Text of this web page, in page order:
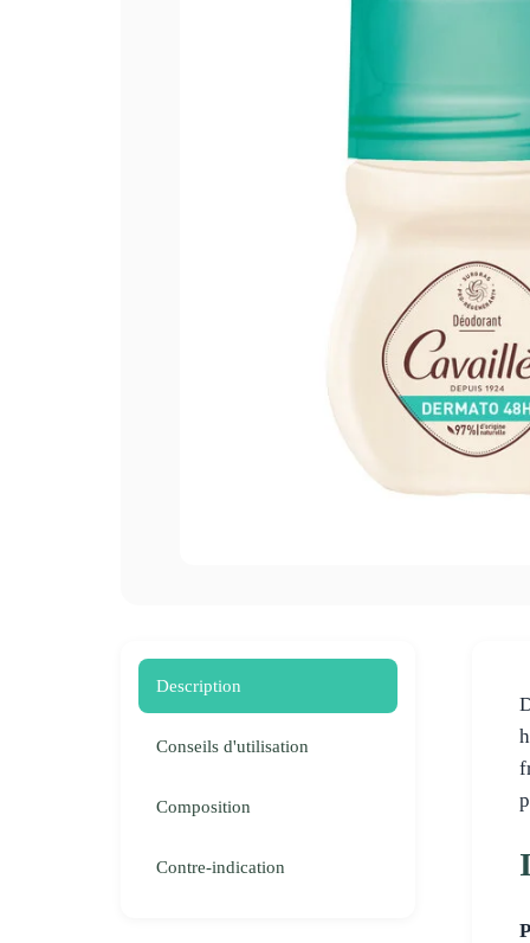
Description
Conseils d'utilisation
Composition
Contre-indication